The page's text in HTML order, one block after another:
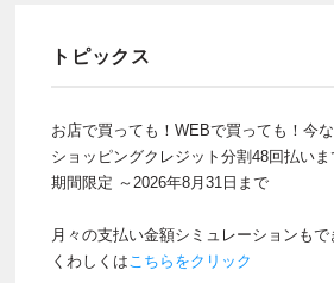
トピックス
お店で買っても！WEBで買っても！今
ショッピングクレジット分割48回払いま
期間限定 ～2026年8月31日まで
月々の支払い金額シミュレーションもで
くわしくはこちらをクリック